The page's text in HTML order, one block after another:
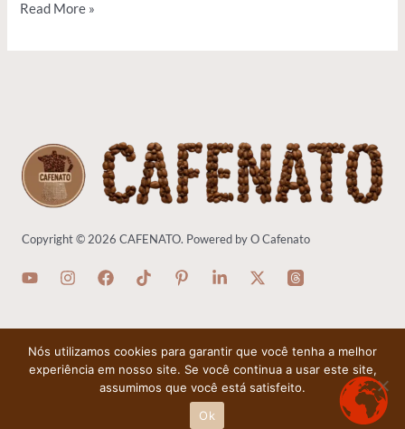
Read More »
Copyright © 2026 CAFENATO. Powered by O Cafenato
Política de Privacidade Termos de Uso-Política de Cookies Quem Somos
Nós utilizamos cookies para garantir que você tenha a melhor
experiência em nosso site. Se você continua a usar este site,
assumimos que você está satisfeito.
Ok